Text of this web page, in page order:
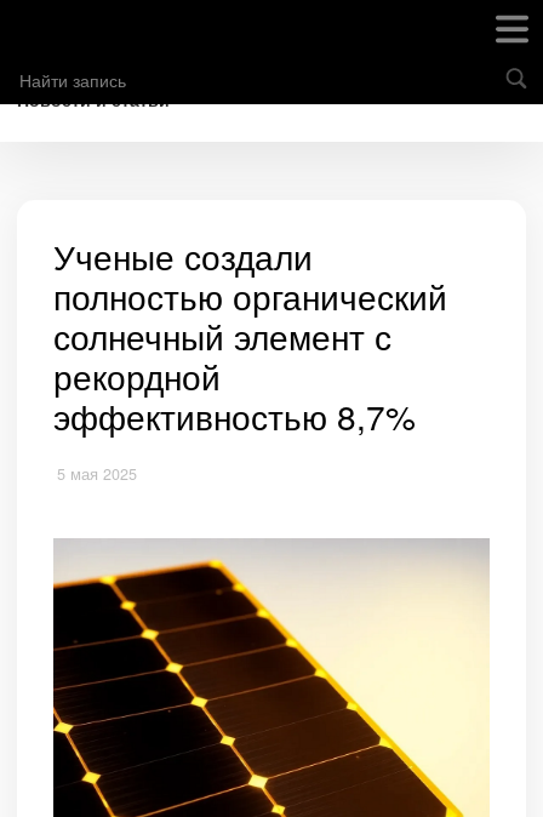
Новости и статьи
Ученые создали
полностью органический
солнечный элемент с
рекордной
эффективностью 8,7%
5 мая 2025